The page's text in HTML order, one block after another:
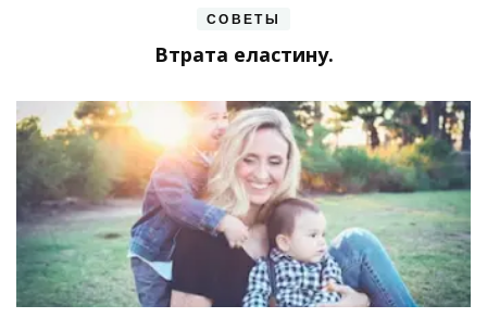
СОВЕТЫ
Втрата еластину.